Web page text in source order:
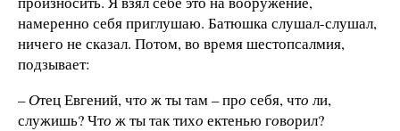
намеренно себя приглушаю. Батюшка слушал-слушал,
ничего не сказал. Потом, во время шестопсалмия,
подзывает:
–Отец Евгений, что ж ты там – про себя, что ли,
служишь? Что ж ты так тихо ектенью говорил?